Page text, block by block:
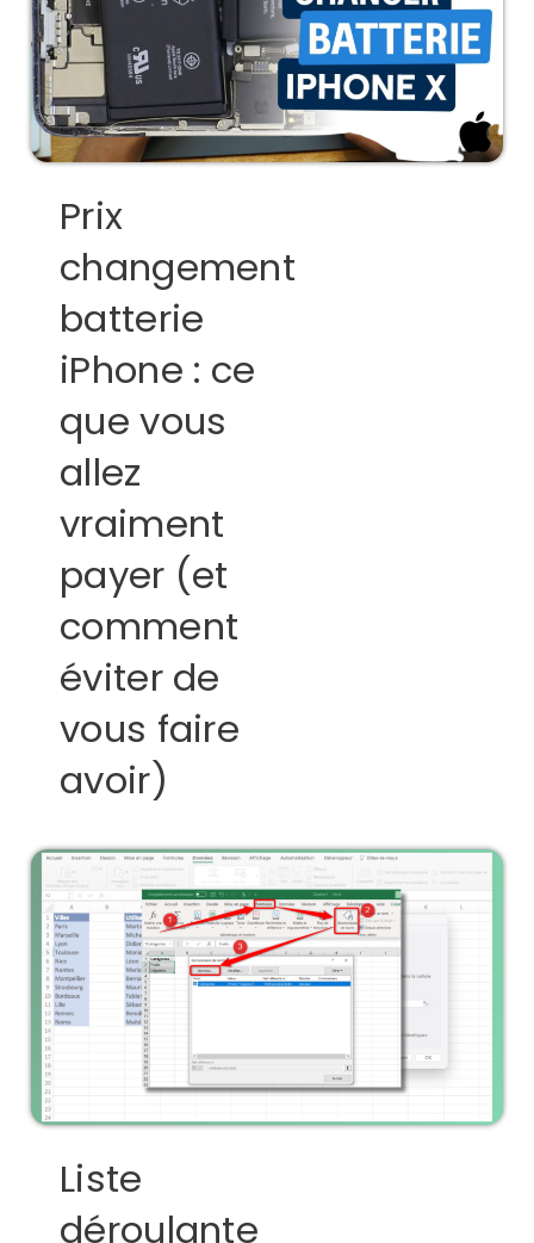
Prix
changement
batterie
iPhone : ce
que vous
allez
vraiment
payer (et
comment
éviter de
vous faire
avoir)
Liste
déroulante